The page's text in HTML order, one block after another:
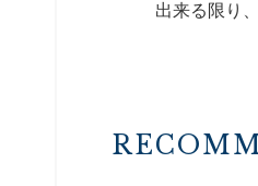
出来る限り